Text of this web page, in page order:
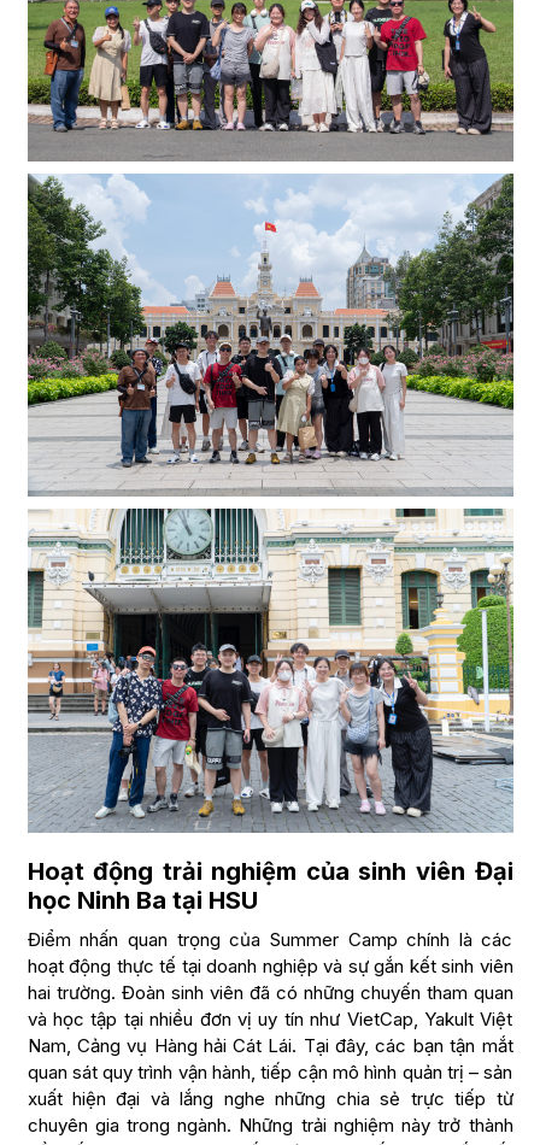
Hoạt động trải nghiệm của sinh viên Đại
học Ninh Ba tại HSU
Điểm nhấn quan trọng của Summer Camp chính là các
hoạt động thực tế tại doanh nghiệp và sự gắn kết sinh viên
hai trường. Đoàn sinh viên đã có những chuyến tham quan
và học tập tại nhiều đơn vị uy tín như VietCap, Yakult Việt
Nam, Cảng vụ Hàng hải Cát Lái. Tại đây, các bạn tận mắt
quan sát quy trình vận hành, tiếp cận mô hình quản trị – sản
xuất hiện đại và lắng nghe những chia sẻ trực tiếp từ
chuyên gia trong ngành. Những trải nghiệm này trở thành